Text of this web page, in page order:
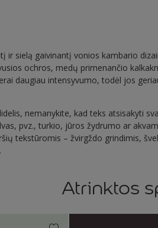
ir sielą gaivinantį vonios kambario
ochros, medų primenančio
daugiau intensyvumo, todėl jos
nemanykite, kad teks atsisakyti
pvz., turkio, jūros žydrumo ar
tekstūromis – žvirgždo grindimis,
Atrinktos